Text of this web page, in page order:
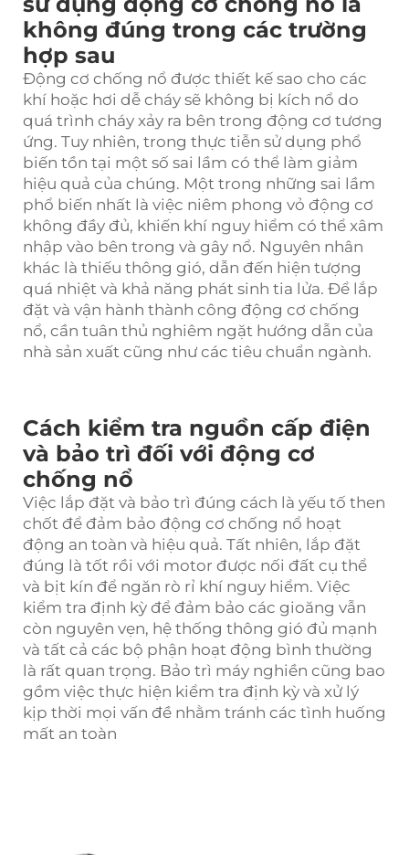
không đúng trong các trường
hợp sau
Động cơ chống nổ được thiết kế sao cho các
khí hoặc hơi dễ cháy sẽ không bị kích nổ do
quá trình cháy xảy ra bên trong động cơ tương
ứng. Tuy nhiên, trong thực tiễn sử dụng phổ
biến tồn tại một số sai lầm có thể làm giảm
hiệu quả của chúng. Một trong những sai lầm
phổ biến nhất là việc niêm phong vỏ động cơ
không đầy đủ, khiến khí nguy hiểm có thể xâm
nhập vào bên trong và gây nổ. Nguyên nhân
khác là thiếu thông gió, dẫn đến hiện tượng
quá nhiệt và khả năng phát sinh tia lửa. Để lắp
đặt và vận hành thành công động cơ chống
nổ, cần tuân thủ nghiêm ngặt hướng dẫn của
nhà sản xuất cũng như các tiêu chuẩn ngành.
Cách kiểm tra nguồn cấp điện
và bảo trì đối với động cơ
chống nổ
Việc lắp đặt và bảo trì đúng cách là yếu tố then
chốt để đảm bảo động cơ chống nổ hoạt
động an toàn và hiệu quả. Tất nhiên, lắp đặt
đúng là tốt rồi với motor được nối đất cụ thể
và bịt kín để ngăn rò rỉ khí nguy hiểm. Việc
kiểm tra định kỳ để đảm bảo các gioăng vẫn
còn nguyên vẹn, hệ thống thông gió đủ mạnh
và tất cả các bộ phận hoạt động bình thường
là rất quan trọng. Bảo trì máy nghiền cũng bao
gồm việc thực hiện kiểm tra định kỳ và xử lý
kịp thời mọi vấn đề nhằm tránh các tình huống
mất an toàn